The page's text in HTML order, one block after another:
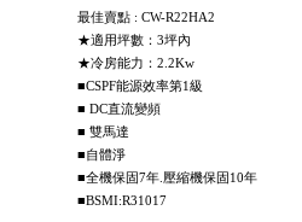
最佳賣點 : CW-R22HA2
★適用坪數：3坪內
★冷房能力：2.2Kw
■CSPF能源效率第1級
■ DC直流變頻
■ 雙馬達
■自體淨
■全機保固7年.壓縮機保固10年
■BSMI:R31017